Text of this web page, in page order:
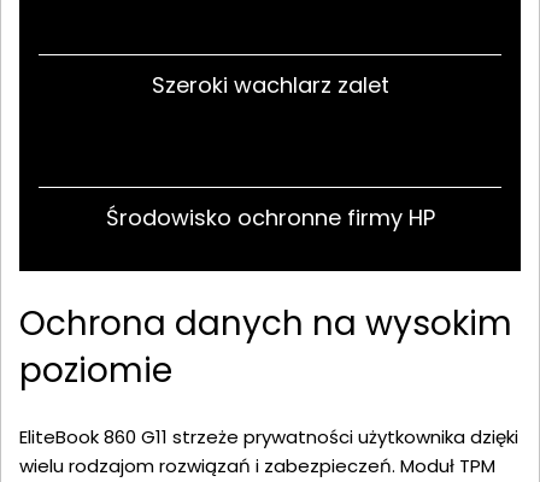
Szeroki wachlarz zalet
Środowisko ochronne firmy HP
Ochrona danych na wysokim
poziomie
EliteBook 860 G11 strzeże prywatności użytkownika dzięki
wielu rodzajom rozwiązań i zabezpieczeń. Moduł TPM